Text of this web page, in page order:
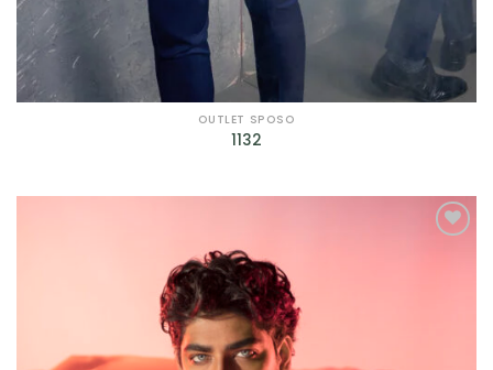
Filtra per Scollatura
Filtra per Manica
Filtra per Marca
(9)
Cleofe Finati(12)
OUTLET SPOSO
1132